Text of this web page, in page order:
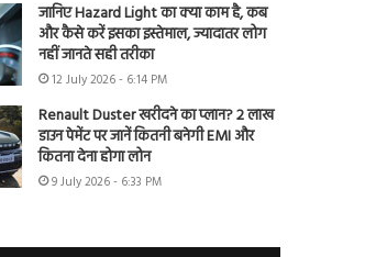
जानिए Hazard Light का क्या काम है, कब
और कैसे करें इसका इस्तेमाल, ज्यादातर लोग
नहीं जानते सही तरीका
12 July 2026 - 6:14 PM
Renault Duster खरीदने का प्लान? 2 लाख
डाउन पेमेंट पर जानें कितनी बनेगी EMI और
कितना देना होगा लोन
9 July 2026 - 6:33 PM